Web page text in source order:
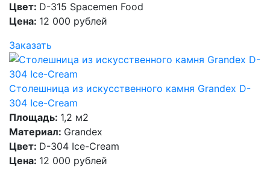
Цвет: D-315 Spacemen Food
Цена: 12 000 рублей
Заказать
Столешница из искусственного камня Grandex D-
304 Ice-Cream
Площадь: 1,2 м2
Материал: Grandex
Цвет: D-304 Ice-Cream
Цена: 12 000 рублей